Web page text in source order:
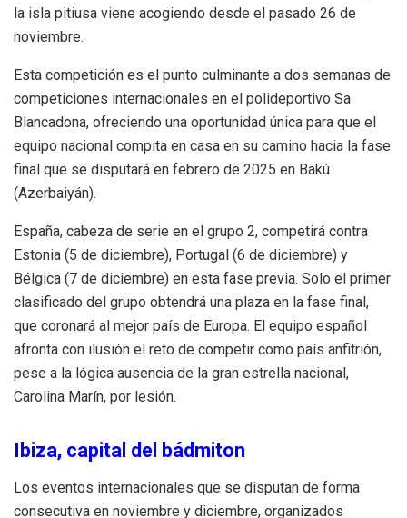
la isla pitiusa viene acogiendo desde el pasado 26 de
noviembre.
Esta competición es el punto culminante a dos semanas de
competiciones internacionales en el polideportivo Sa
Blancadona, ofreciendo una oportunidad única para que el
equipo nacional compita en casa en su camino hacia la fase
final que se disputará en febrero de 2025 en Bakú
(Azerbaiyán).
España, cabeza de serie en el grupo 2, competirá contra
Estonia (5 de diciembre), Portugal (6 de diciembre) y
Bélgica (7 de diciembre) en esta fase previa. Solo el primer
clasificado del grupo obtendrá una plaza en la fase final,
que coronará al mejor país de Europa. El equipo español
afronta con ilusión el reto de competir como país anfitrión,
pese a la lógica ausencia de la gran estrella nacional,
Carolina Marín, por lesión.
Ibiza, capital del bádmiton
Los eventos internacionales que se disputan de forma
consecutiva en noviembre y diciembre, organizados